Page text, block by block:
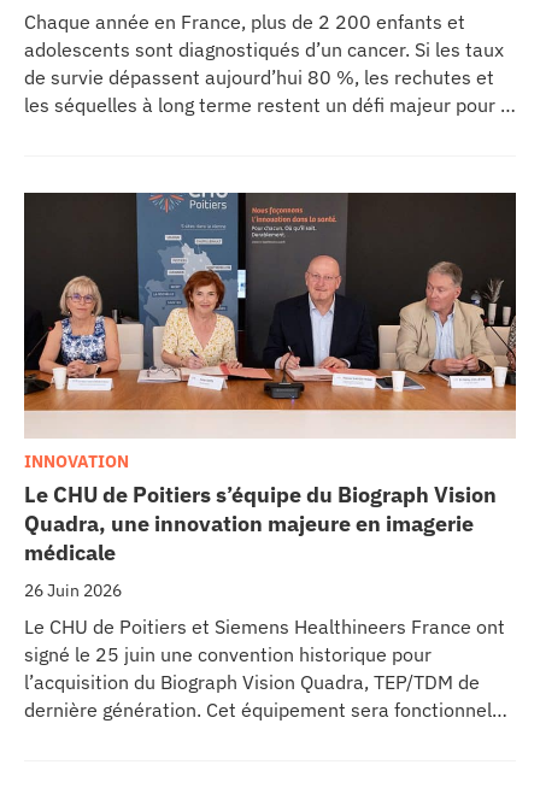
Chaque année en France, plus de 2 200 enfants et
adolescents sont diagnostiqués d’un cancer. Si les taux
de survie dépassent aujourd’hui 80 %, les rechutes et
les séquelles à long terme restent un défi majeur pour la
l’Oncopole Claudius Regaud et de leurs partenaires,
lancent CIRCLE, un centre de recherche d’excellence
dédié aux cancers pédiatriques.
Le CHU de Poitiers s’équipe du Biograph Vision
Quadra, une innovation majeure en imagerie
médicale
26 Juin 2026
INNOVATION
Le CHU de Poitiers et Siemens Healthineers France ont
signé le 25 juin une convention historique pour
l’acquisition du Biograph Vision Quadra, TEP/TDM de
dernière génération. Cet équipement sera fonctionnel